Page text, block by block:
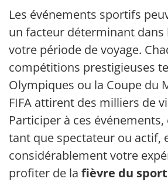
Les événements sportifs
un facteur déterminant dans
votre période de voyage.
compétitions prestigieuses
Olympiques ou la Coupe du
FIFA attirent des milliers de
Participer à ces
tant que spectateur ou actif,
considérablement votre
profiter de la fièvre du sport